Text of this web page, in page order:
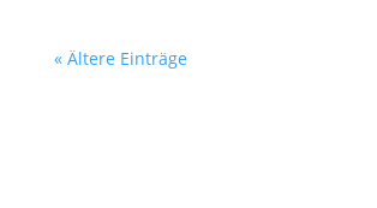
« Ältere Einträge